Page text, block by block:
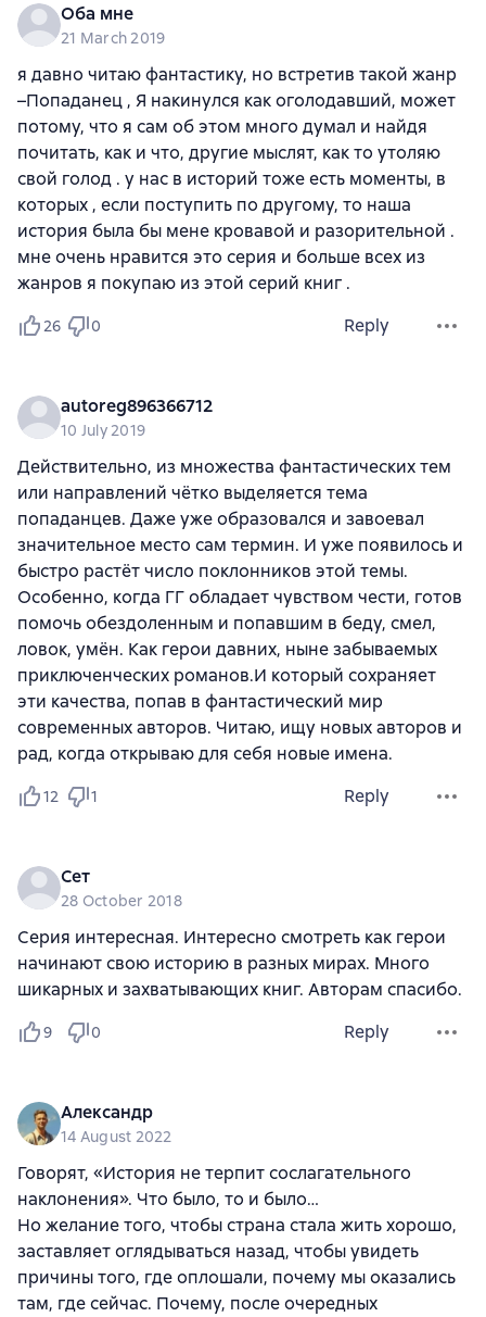
Оба мне
21 March 2019
я давно читаю фантастику, но встретив такой жанр
–Попаданец , Я накинулся как оголодавший, может
потому, что я сам об этом много думал и найдя
почитать, как и что, другие мыслят, как то утоляю
свой голод . у нас в историй тоже есть моменты, в
которых , если поступить по другому, то наша
история была бы мене кровавой и разорительной .
мне очень нравится это серия и больше всех из
жанров я покупаю из этой серий книг .
26 0 Reply
autoreg896366712
10 July 2019
Действительно, из множества фантастических тем
или направлений чётко выделяется тема
попаданцев. Даже уже образовался и завоевал
значительное место сам термин. И уже появилось и
быстро растёт число поклонников этой темы.
Особенно, когда ГГ обладает чувством чести, готов
помочь обездоленным и попавшим в беду, смел,
ловок, умён. Как герои давних, ныне забываемых
приключенческих романов.И который сохраняет
эти качества, попав в фантастический мир
современных авторов. Читаю, ищу новых авторов и
рад, когда открываю для себя новые имена.
12 1 Reply
Сет
28 October 2018
Серия интересная. Интересно смотреть как герои
начинают свою историю в разных мирах. Много
шикарных и захватывающих книг. Авторам спасибо.
9 0 Reply
Александр
14 August 2022
Говорят, «История не терпит сослагательного
наклонения». Что было, то и было…
Но желание того, чтобы страна стала жить хорошо,
заставляет оглядываться назад, чтобы увидеть
причины того, где оплошали, почему мы оказались
там, где сейчас. Почему, после очередных